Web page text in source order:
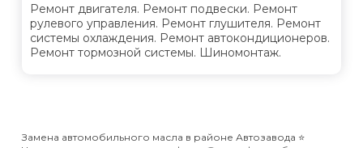
Ремонт двигателя. Ремонт подвески. Ремонт
рулевого управления. Ремонт глушителя. Ремонт
системы охлаждения. Ремонт автокондиционеров.
Ремонт тормозной системы. Шиномонтаж.
Замена автомобильного масла в районе Автозавода ⭐️